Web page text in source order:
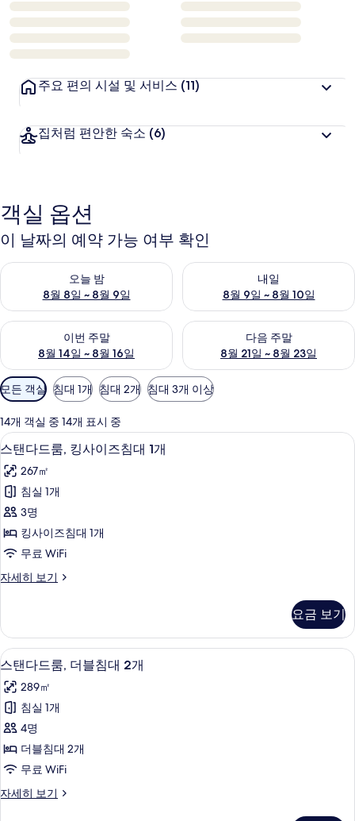
주요 편의 시설 및 서비스 (11)
집처럼 편안한 숙소 (6)
객실 옵션
이 날짜의 예약 가능 여부 확인
오늘 밤
8월 8일 ~ 8월 9일
오늘 밤 예약 가능 여부 확인, 8월 8일 ~ 8월 9일
내일
8월 9일 ~ 8월 10일
내일 예약 가능 여부 확인, 8월
이번 주말
8월 14일 ~ 8월 16일
이번 주말 예약 가능 여부 확인, 8월 14일 ~ 8월 16일
다음 주말
8월 21일 ~ 8월 23일
다음 주말 예약 가능 여부 확인
객
실
에
사
용
가
능
한
터
모든 객실 침대 1개 침대 2개 침대 3개 이상
14개 객실 중 14개 표시 중
스
탠
다
드
룸,
킹
이
침
대
1
개
사
진
모
두
보
셀렉트 컴포트 침대, 책상, 노트북 작업
1
스탠다드룸, 킹사이즈침대 1개
267㎡
침실 1개
3명
킹사이즈침대 1개
무료 WiFi
자세히 보기
스
룸,
킹
사
즈
침
대
개
자
세
히
요금 보기
스
탠
다
드
룸,
더
침
스탠다드룸, 더블침대 2개 | 셀렉트 컴
2
스탠다드룸, 더블침대 2개
289㎡
침실 1개
4명
더블침대 2개
무료 WiFi
자세히 보기
스